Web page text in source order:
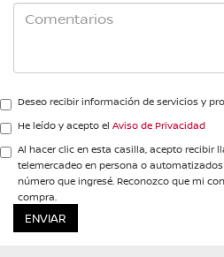
Deseo recibir información de servicios y
He leído y acepto el Aviso de Privacidad
Al hacer clic en esta casilla, acepto recibir
telemercadeo en persona o
número que ingresé. Reconozco que mi
compra.